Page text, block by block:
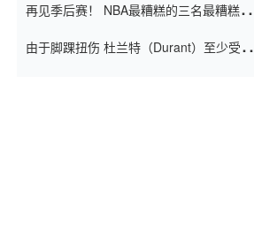
再见季后赛！ NBA最糟糕的三名最糟糕的
由于脚踝扭伤 杜兰特（Durant）至少受伤